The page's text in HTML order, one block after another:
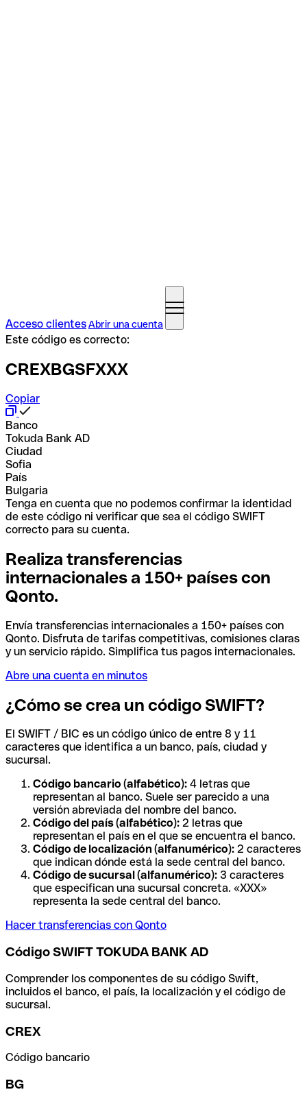
Acceso clientesAbrir una cuenta
Este código es correcto:
CREXBGSFXXX
Copiar
Banco
Tokuda Bank AD
Ciudad
Sofia
País
Bulgaria
Tenga en cuenta que no podemos confirmar la identidad
de este código ni verificar que sea el código SWIFT
correcto para su cuenta.
Realiza transferencias
internacionales a 150+ países con
Qonto.
Envía transferencias internacionales a 150+ países con
Qonto. Disfruta de tarifas competitivas, comisiones claras
y un servicio rápido. Simplifica tus pagos internacionales.
Abre una cuenta en minutos
¿Cómo se crea un código SWIFT?
El SWIFT / BIC es un código único de entre 8 y 11
caracteres que identifica a un banco, país, ciudad y
sucursal.
Código bancario (alfabético): 4 letras que
representan al banco. Suele ser parecido a una
versión abreviada del nombre del banco.
Código del país (alfabético): 2 letras que
representan el país en el que se encuentra el banco.
Código de localización (alfanumérico): 2 caracteres
que indican dónde está la sede central del banco.
Código de sucursal (alfanumérico): 3 caracteres
que especifican una sucursal concreta. «XXX»
representa la sede central del banco.
Hacer transferencias con Qonto
Código SWIFT TOKUDA BANK AD
Comprender los componentes de su código Swift,
incluidos el banco, el país, la localización y el código de
sucursal.
CREX
Código bancario
BG